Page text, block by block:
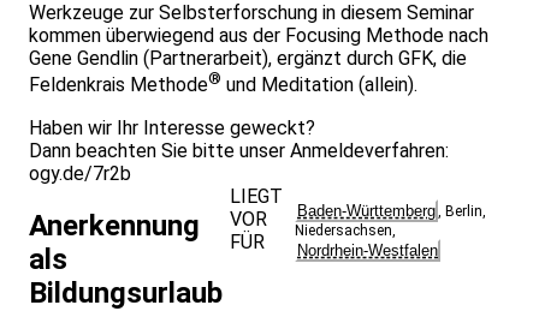
Werkzeuge zur Selbsterforschung in diesem Seminar
kommen überwiegend aus der Focusing Methode nach
Gene Gendlin (Partnerarbeit), ergänzt durch GFK, die
Feldenkrais Methode® und Meditation (allein).
Haben wir Ihr Interesse geweckt?
Dann beachten Sie bitte unser Anmeldeverfahren:
ogy.de/7r2b
Anerkennung
als
Bildungsurlaub
LIEGT
VOR
FÜR
Baden-Württemberg ,Berlin
Niedersachsen
Nordrhein-Westfalen